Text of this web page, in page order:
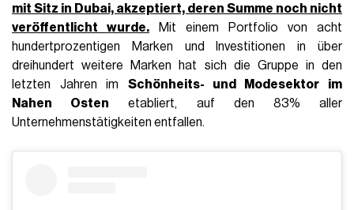
mit Sitz in Dubai, akzeptiert, deren Summe noch nicht
veröffentlicht wurde. Mit einem Portfolio von acht
hundertprozentigen Marken und Investitionen in über
dreihundert weitere Marken hat sich die Gruppe in den
letzten Jahren im Schönheits- und Modesektor im
Nahen Osten etabliert, auf den 83% aller
Unternehmenstätigkeiten entfallen.